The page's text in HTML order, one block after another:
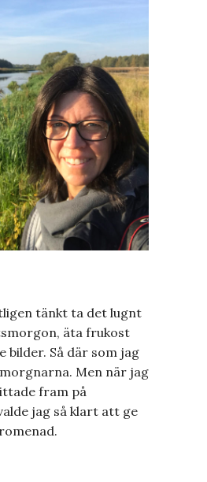
tänkt ta det lugnt
äta frukost
bilder. Så där som jag
Men när jag
fram på
jag så klart att ge